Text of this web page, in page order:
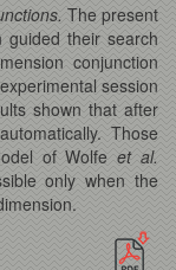
The present
guided their search
conjunction
session
shown that after
Those
of Wolfeet al.
only when the